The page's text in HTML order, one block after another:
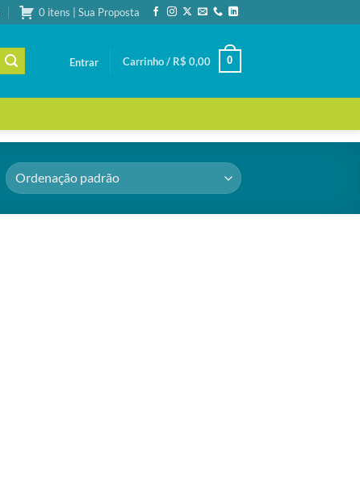
0 itens | Sua Proposta
Entrar Carrinho / R$ 0,00 0